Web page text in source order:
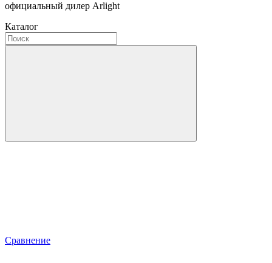
официальный дилер Arlight
Каталог
Сравнение